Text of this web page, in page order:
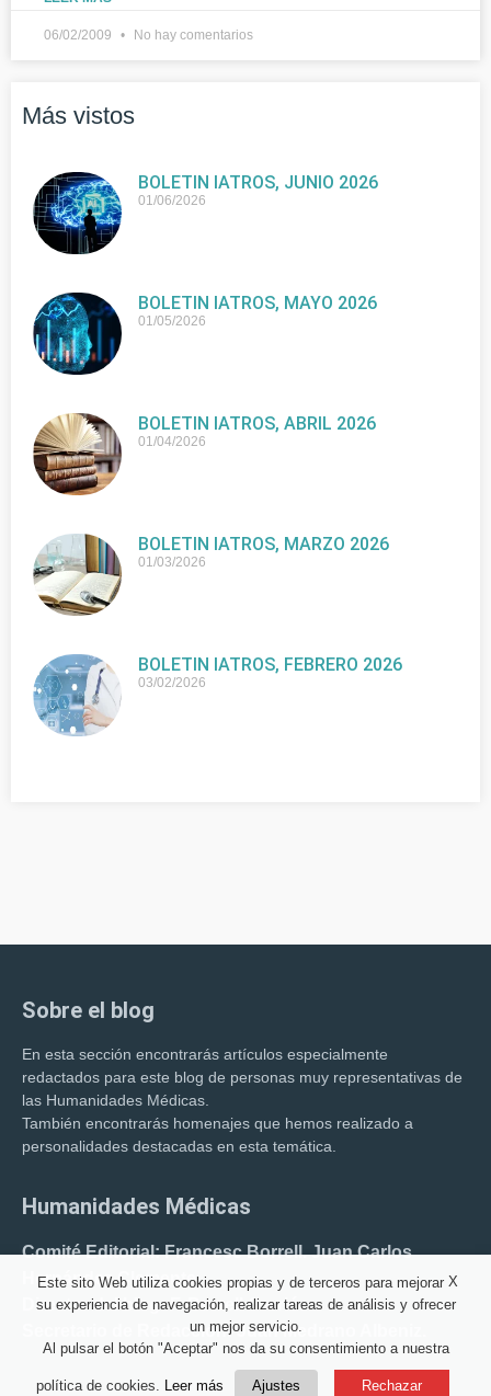
06/02/2009 No hay comentarios
Más vistos
BOLETIN IATROS, JUNIO 2026
01/06/2026
BOLETIN IATROS, MAYO 2026
01/05/2026
BOLETIN IATROS, ABRIL 2026
01/04/2026
BOLETIN IATROS, MARZO 2026
01/03/2026
BOLETIN IATROS, FEBRERO 2026
03/02/2026
Sobre el blog
En esta sección encontrarás artículos especialmente
redactados para este blog de personas muy representativas de
las Humanidades Médicas.
También encontrarás homenajes que hemos realizado a
personalidades destacadas en esta temática.
Humanidades Médicas
Comité Editorial: Francesc Borrell. Juan Carlos
Hernández Clemente.
Director del blog: F. Borrell Carrió.
Secretario de Redacción: Juan Medrano Albeniz.
X
Este sito Web utiliza cookies propias y de terceros para mejorar
su experiencia de navegación, realizar tareas de análisis y ofrecer
un mejor servicio.
Al pulsar el botón "Aceptar" nos da su consentimiento a nuestra
política de cookies. Leer más Ajustes Rechazar